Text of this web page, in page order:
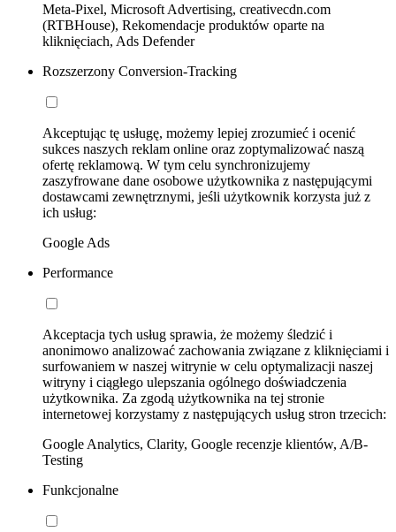
Meta-Pixel, Microsoft Advertising, creativecdn.com
(RTBHouse), Rekomendacje produktów oparte na
kliknięciach, Ads Defender
Rozszerzony Conversion-Tracking
Akceptując tę usługę, możemy lepiej zrozumieć i ocenić
sukces naszych reklam online oraz zoptymalizować naszą
ofertę reklamową. W tym celu synchronizujemy
zaszyfrowane dane osobowe użytkownika z następującymi
dostawcami zewnętrznymi, jeśli użytkownik korzysta już z
ich usług:
Google Ads
Performance
Akceptacja tych usług sprawia, że możemy śledzić i
anonimowo analizować zachowania związane z kliknięciami i
surfowaniem w naszej witrynie w celu optymalizacji naszej
witryny i ciągłego ulepszania ogólnego doświadczenia
użytkownika. Za zgodą użytkownika na tej stronie
internetowej korzystamy z następujących usług stron trzecich:
Google Analytics, Clarity, Google recenzje klientów, A/B-
Testing
Funkcjonalne